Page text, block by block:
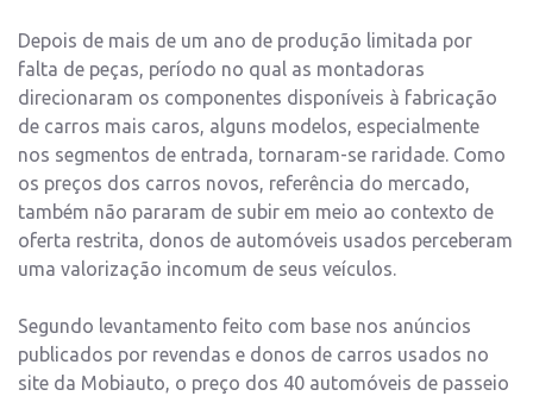
Depois de mais de um ano de produção limitada por
falta de peças, período no qual as montadoras
direcionaram os componentes disponíveis à fabricação
de carros mais caros, alguns modelos, especialmente
nos segmentos de entrada, tornaram-se raridade. Como
os preços dos carros novos, referência do mercado,
também não pararam de subir em meio ao contexto de
oferta restrita, donos de automóveis usados perceberam
uma valorização incomum de seus veículos.
Segundo levantamento feito com base nos anúncios
publicados por revendas e donos de carros usados no
site da Mobiauto, o preço dos 40 automóveis de passeio